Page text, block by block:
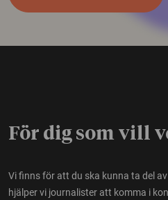
För dig som vill
Vi finns för att du ska kunna ta del
hjälper vi journalister att komma i